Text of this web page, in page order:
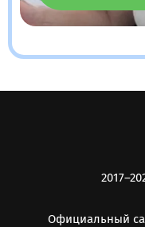
Официальный